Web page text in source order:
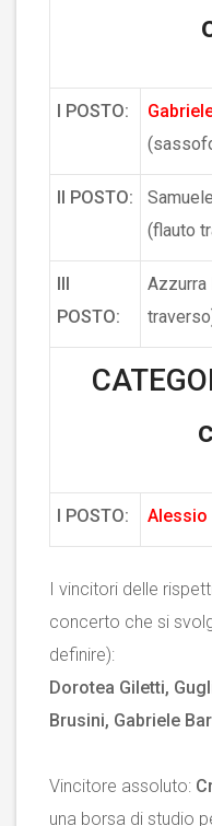
I POSTO:
II POSTO:
(flauto
III
POSTO:
Azzurra
I POSTO: Alessio
I vincitori delle
concerto che si
definire):
Dorotea Giletti,
Brusini, Gabriele
Vincitore assoluto:
una borsa di studio